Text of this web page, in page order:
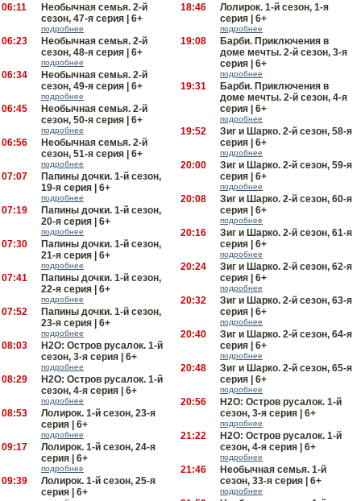
06:11
Необычная семья. 2-й
сезон, 47-я серия | 6+
подробнее
06:23
Необычная семья. 2-й
сезон, 48-я серия | 6+
подробнее
06:34
Необычная семья. 2-й
сезон, 49-я серия | 6+
подробнее
06:45
Необычная семья. 2-й
сезон, 50-я серия | 6+
подробнее
06:56
Необычная семья. 2-й
сезон, 51-я серия | 6+
подробнее
07:07
Папины дочки. 1-й сезон,
19-я серия | 6+
подробнее
07:19
Папины дочки. 1-й сезон,
20-я серия | 6+
подробнее
07:30
Папины дочки. 1-й сезон,
21-я серия | 6+
подробнее
07:41
Папины дочки. 1-й сезон,
22-я серия | 6+
подробнее
07:52
Папины дочки. 1-й сезон,
23-я серия | 6+
подробнее
08:03
H2O: Остров русалок. 1-й
сезон, 3-я серия | 6+
подробнее
08:29
H2O: Остров русалок. 1-й
сезон, 4-я серия | 6+
подробнее
08:53
Лолирок. 1-й сезон, 23-я
серия | 6+
подробнее
09:17
Лолирок. 1-й сезон, 24-я
серия | 6+
подробнее
09:39
Лолирок. 1-й сезон, 25-я
серия | 6+
18:46
Лолирок. 1-й сезон, 1-я
серия | 6+
подробнее
19:08
Барби. Приключения в
доме мечты. 2-й сезон, 3-я
серия | 6+
подробнее
19:31
Барби. Приключения в
доме мечты. 2-й сезон, 4-я
серия | 6+
подробнее
19:52
Зиг и Шарко. 2-й сезон, 58-я
серия | 6+
подробнее
20:00
Зиг и Шарко. 2-й сезон, 59-я
серия | 6+
подробнее
20:08
Зиг и Шарко. 2-й сезон, 60-я
серия | 6+
подробнее
20:16
Зиг и Шарко. 2-й сезон, 61-я
серия | 6+
подробнее
20:24
Зиг и Шарко. 2-й сезон, 62-я
серия | 6+
подробнее
20:32
Зиг и Шарко. 2-й сезон, 63-я
серия | 6+
подробнее
20:40
Зиг и Шарко. 2-й сезон, 64-я
серия | 6+
подробнее
20:48
Зиг и Шарко. 2-й сезон, 65-я
серия | 6+
подробнее
20:56
H2O: Остров русалок. 1-й
сезон, 3-я серия | 6+
подробнее
21:22
H2O: Остров русалок. 1-й
сезон, 4-я серия | 6+
подробнее
21:46
Необычная семья. 1-й
сезон, 33-я серия | 6+
подробнее